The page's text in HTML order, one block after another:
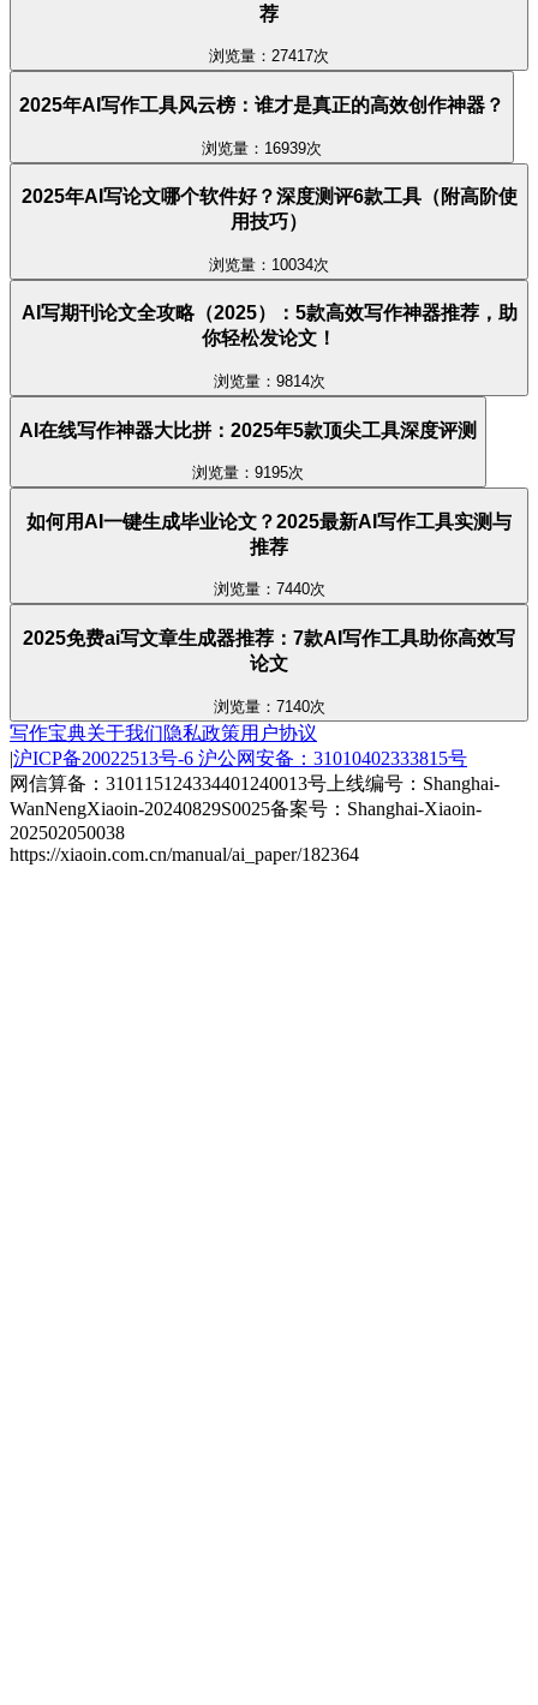
荐
浏览量：27417次
2025年AI写作工具风云榜：谁才是真正的高效创作神器？
浏览量：16939次
2025年AI写论文哪个软件好？深度测评6款工具（附高阶使
用技巧）
浏览量：10034次
AI写期刊论文全攻略（2025）：5款高效写作神器推荐，助
你轻松发论文！
浏览量：9814次
AI在线写作神器大比拼：2025年5款顶尖工具深度评测
浏览量：9195次
如何用AI一键生成毕业论文？2025最新AI写作工具实测与
推荐
浏览量：7440次
2025免费ai写文章生成器推荐：7款AI写作工具助你高效写
论文
浏览量：7140次
写作宝典关于我们隐私政策用户协议
|沪ICP备20022513号-6 沪公网安备：31010402333815号
网信算备：310115124334401240013号 上线编号：Shanghai-
WanNengXiaoin-20240829S0025备案号：Shanghai-Xiaoin-
202502050038
https://xiaoin.com.cn/manual/ai_paper/182364